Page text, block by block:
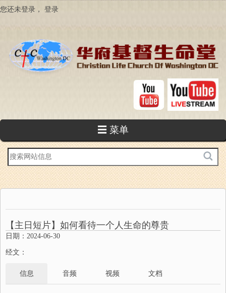
跳
您还未登录， 登录
☰ 菜单
站
内
搜
索
【主日短片】如何看待一个人生命的尊贵
日期：2024-06-30
经文：
信息 音频 视频 文档